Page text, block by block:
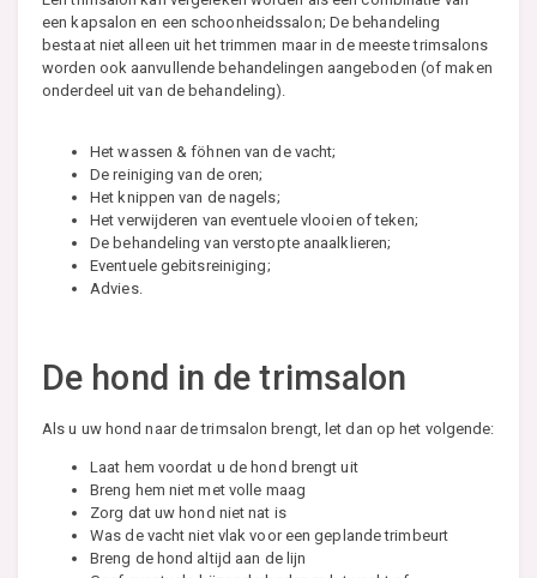
een kapsalon en een schoonheidssalon; De behandeling
bestaat niet alleen uit het trimmen maar in de meeste trimsalons
worden ook aanvullende behandelingen aangeboden (of maken
onderdeel uit van de behandeling).
Het wassen & föhnen van de vacht;
De reiniging van de oren;
Het knippen van de nagels;
Het verwijderen van eventuele vlooien of teken;
De behandeling van verstopte anaalklieren;
Eventuele gebitsreiniging;
Advies.
De hond in de trimsalon
Als u uw hond naar de trimsalon brengt, let dan op het volgende:
Laat hem voordat u de hond brengt uit
Breng hem niet met volle maag
Zorg dat uw hond niet nat is
Was de vacht niet vlak voor een geplande trimbeurt
Breng de hond altijd aan de lijn